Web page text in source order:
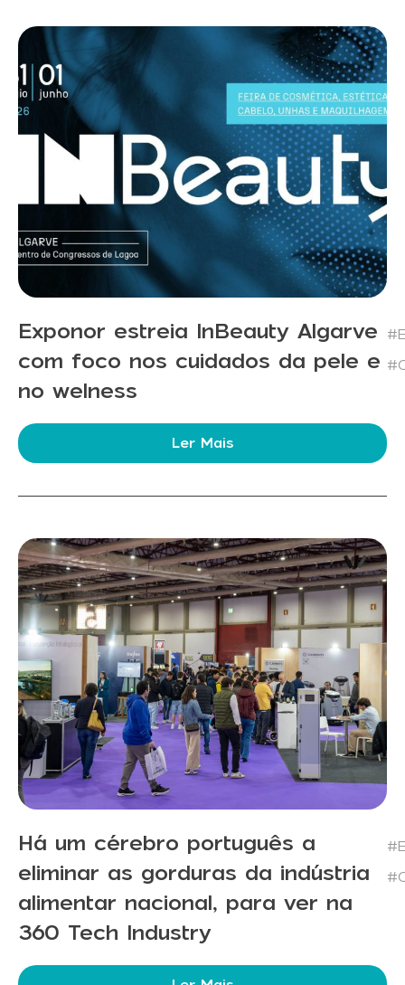
Exponor estreia InBeauty Algarve
com foco nos cuidados da pele e
no welness
Ler Mais
Há um cérebro português a
eliminar as gorduras da indústria
alimentar nacional, para ver na
360 Tech Industry